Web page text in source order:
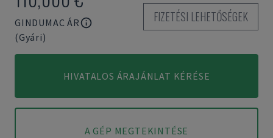
GINDUMAC ÁR
(Gyári)
FIZETÉSI LEHETŐSÉGEK
HIVATALOS ÁRAJÁNLAT KÉRÉSE
A GÉP MEGTEKINTÉSE